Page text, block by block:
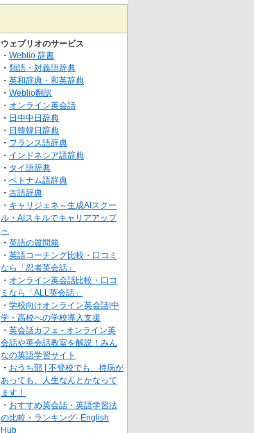
ウェブリオのサービス
・ Weblio 辞書
・ 類語・対義語辞典
・ 英和辞典・和英辞典
・ Weblio翻訳
・ オンライン英会話
・ 日中中日辞典
・ 日韓韓日辞典
・ フランス語辞典
・ インドネシア語辞典
・ タイ語辞典
・ ベトナム語辞典
・ 古語辞典
・ キャリジェネ～生成AIスクー
ル・AIスキルでキャリアアップ
～
・ 英語の質問箱
・ 英語コーチング比較・口コミ
なら「忍者英会話」
・ オンライン英会話比較・口コ
ミなら「ALL英会話」
・ 学校向けオンライン英会話|中
学・高校への学校導入支援
・ 英会話カフェ - オンライン英
会話や英会話教室を解説！みん
なの英語学習サイト
・ おうち部 | 不登校でも、持病が
あっても、人生なんとかなって
ます！
・ おすすめ英会話・英語学習法
の比較・ランキング- English
Hub